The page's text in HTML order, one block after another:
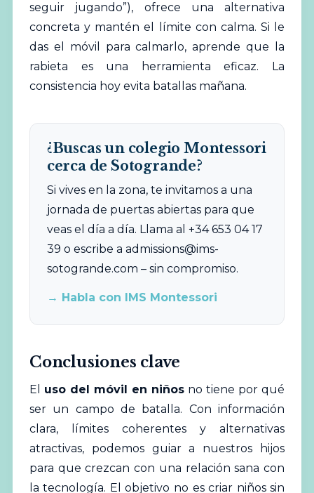
seguir jugando”), ofrece una alternativa
concreta y mantén el límite con calma. Si le
das el móvil para calmarlo, aprende que la
rabieta es una herramienta eficaz. La
consistencia hoy evita batallas mañana.
¿Buscas un colegio Montessori
cerca de Sotogrande?
Si vives en la zona, te invitamos a una
jornada de puertas abiertas para que
veas el día a día. Llama al +34 653 04 17
39 o escribe a admissions@ims-
sotogrande.com – sin compromiso.
→ Habla con IMS Montessori
Conclusiones clave
El uso del móvil en niños no tiene por qué
ser un campo de batalla. Con información
clara, límites coherentes y alternativas
atractivas, podemos guiar a nuestros hijos
para que crezcan con una relación sana con
la tecnología. El objetivo no es criar niños sin